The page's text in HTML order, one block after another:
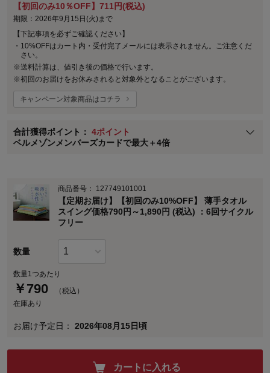
【初回のみ10％OFF】711円(税込)
期限：2026年9月15日(火)まで
【下記事項を必ずご確認ください】
・ 10%OFFはカート内・受付完了メールには表示されません。ご注意くだ
さい。
※送料計算は、値引き後の価格で行います。
※初回のお届けをお休みされると対象外となることがございます。
キャンペーン対象商品はコチラ
合計獲得ポイント： 4ポイント
ベルメゾンメンバーズカードで最大＋4倍
ステージが上がれば送料無料・返品引取無料！
さらにポイント還元最大16倍！
ベルメゾンご優待サービスについて
ベルメゾン・ポイントについて
通常商品送料無料 返品引取無料（JCBのみ）
即時入会なら更に500円OFFクーポンプレゼント
※メンバーズカードの加算ポイントはステージ倍率適用前の基本ポイント
に対して適用されます。
商品番号： 127749101001
【定期お届け】【初回のみ10%OFF】 薄手タオル
スイング価格790円～1,890円 (税込) ：6回サイクル
フリー
数量
数量1つあたり
￥ 790
（税込）
在庫あり
お届け予定日： 2026年08月15日頃
カートに入れる